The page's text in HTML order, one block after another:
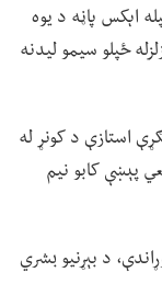
وږي ۲۴ مه) پر خپله اېکس پاڼه د یوه
ځپلو سیمو لیدنه
استازې د کونړ له
پېښې کابو نیم
د بېړنیو بشري